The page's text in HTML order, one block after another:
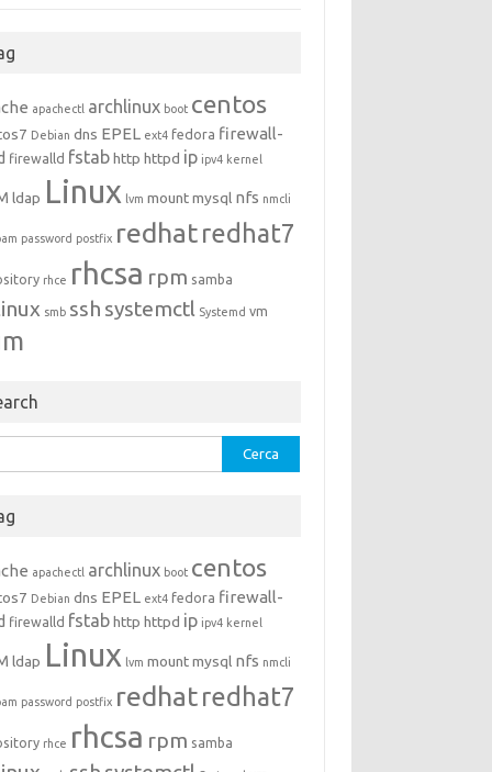
apachectl archlinux boot centos
Debian dns EPEL ext4 fedora firewall-
firewalld fstab http httpd ip ipv4 kernel
ldap Linux lvm mount mysql nfs nmcli
password postfix redhatredhat7
rhce rhcsa rpm samba
smb ssh systemctl Systemd vm
apachectl archlinux boot centos
Debian dns EPEL ext4 fedora firewall-
firewalld fstab http httpd ip ipv4 kernel
ldap Linux lvm mount mysql nfs nmcli
password postfix redhatredhat7
rhce rhcsa rpm samba